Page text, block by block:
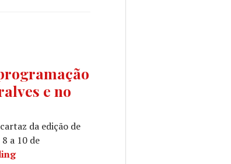
e no
da edição de
a 10 de
AMPLIFEST: Anuncia programação de acesso